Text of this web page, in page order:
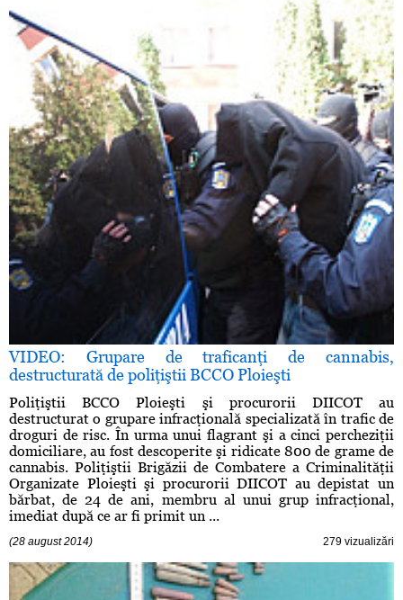
VIDEO: Grupare de traficanţi de cannabis,
destructurată de poliţiştii BCCO Ploieşti
Poliţiştii BCCO Ploieşti şi procurorii DIICOT au
destructurat o grupare infracţională specializată în trafic de
droguri de risc. În urma unui flagrant şi a cinci percheziţii
domiciliare, au fost descoperite şi ridicate 800 de grame de
cannabis. Poliţiştii Brigăzii de Combatere a Criminalităţii
Organizate Ploieşti şi procurorii DIICOT au depistat un
bărbat, de 24 de ani, membru al unui grup infracţional,
imediat după ce ar fi primit un ...
(28 august 2014) 279 vizualizări